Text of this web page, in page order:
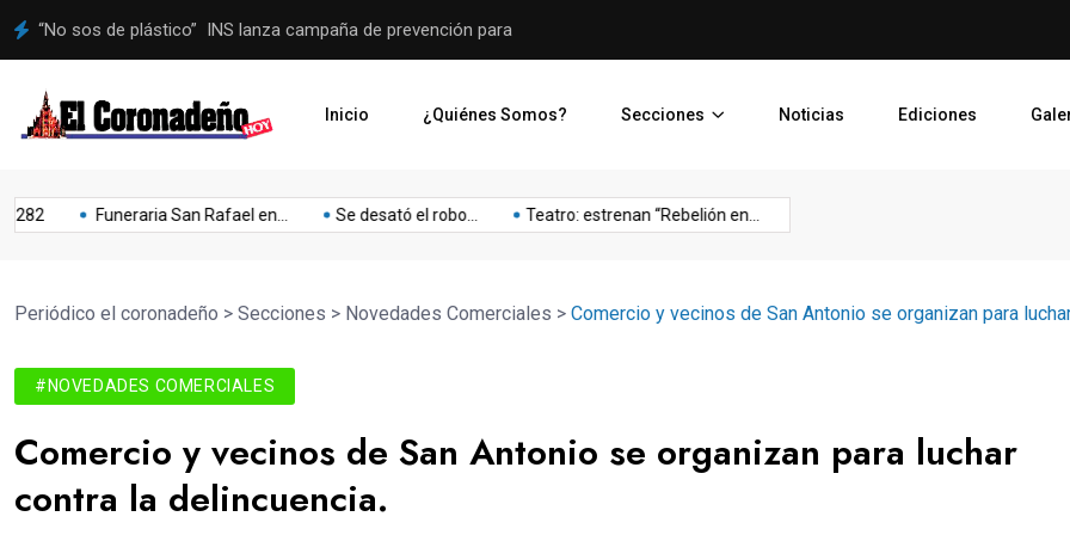
Administración municipal se hará cargo del proceso a Juegos Nacionales
Inicio ¿Quiénes Somos? Secciones Noticias Ediciones
Funeraria San Rafael en... Se desató el robo... Teatro: estrenan “Rebelión en...
Lo
último
Mejoras Mejoria Musica Niños Obesidad Olimpiadas Política Psicología Salud
Periódico el coronadeño > Secciones > Novedades Comerciales > Comercio y vecinos de San Antonio se organizan para
#NOVEDADES COMERCIALES
Comercio y vecinos de San Antonio se organizan para luchar
contra la delincuencia.